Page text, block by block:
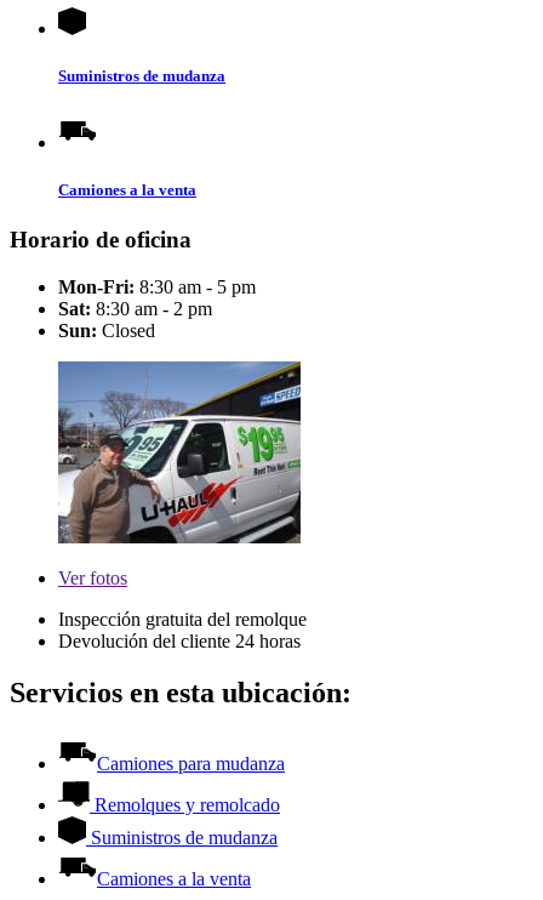
Suministros de mudanza
Camiones a la venta
Horario de oficina
Mon-Fri: 8:30 am - 5 pm
Sat: 8:30 am - 2 pm
Sun: Closed
Verfotos
Inspección gratuita del remolque
Devolución del cliente 24 horas
Servicios en esta ubicación:
Camiones para mudanza
Remolques y remolcado
Suministros de mudanza
Camiones a la venta